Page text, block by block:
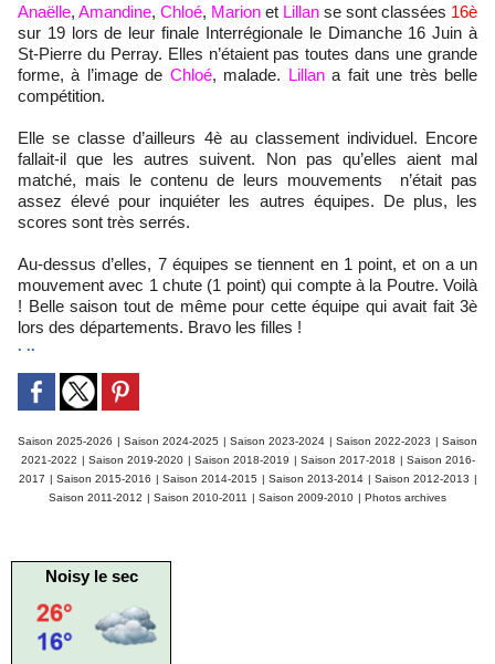
Anaëlle, Amandine, Chloé, Marion et Lillan se sont classées 16è
sur 19 lors de leur finale Interrégionale le Dimanche 16 Juin à
St-Pierre du Perray. Elles n’étaient pas toutes dans une grande
forme, à l’image de Chloé, malade. Lillana fait une très belle
compétition.
Elle se classe d’ailleurs 4è au classement individuel. Encore
fallait-il que les autres suivent. Non pas qu’elles aient mal
matché, mais le contenu de leurs mouvements n’était pas
assez élevé pour inquiéter les autres équipes. De plus, les
scores sont très serrés.
Au-dessus d’elles, 7 équipes se tiennent en 1 point, et on a un
mouvement avec 1 chute (1 point) qui compte à la Poutre. Voilà
! Belle saison tout de même pour cette équipe qui avait fait 3è
lors des départements. Bravo les filles !
. ..
Saison 2025-2026 | Saison 2024-2025 | Saison 2023-2024 | Saison 2022-2023 | Saison
2021-2022 | Saison 2019-2020 | Saison 2018-2019 | Saison 2017-2018 | Saison 2016-
2017 | Saison 2015-2016 | Saison 2014-2015 | Saison 2013-2014 | Saison 2012-2013 |
Saison 2011-2012 | Saison 2010-2011 | Saison 2009-2010 | Photos archives
Noisy le sec